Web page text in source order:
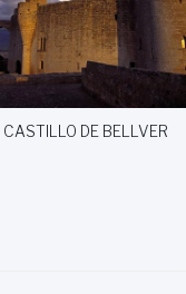
CASTILLO DE BELLVER